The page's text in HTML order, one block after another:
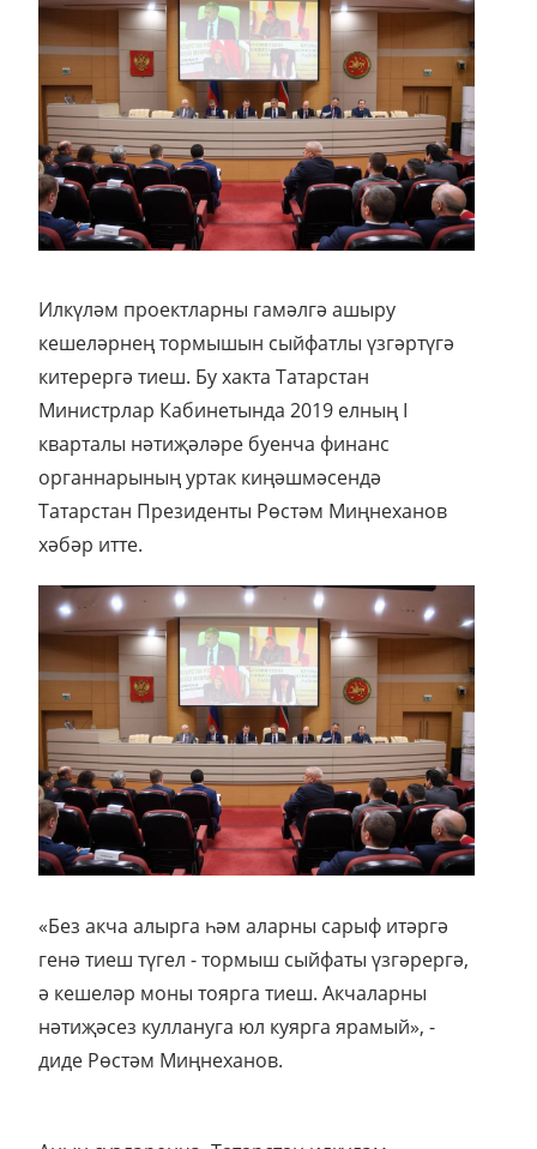
Илкүләм проектларны гамәлгә ашыру
кешеләрнең тормышын сыйфатлы үзгәртүгә
китерергә тиеш. Бу хакта Татарстан
Министрлар Кабинетында 2019 елның I
кварталы нәтиҗәләре буенча финанс
органнарының уртак киңәшмәсендә
Татарстан Президенты Рөстәм Миңнеханов
хәбәр итте.
«Без акча алырга һәм аларны сарыф итәргә
генә тиеш түгел - тормыш сыйфаты үзгәрергә,
ә кешеләр моны тоярга тиеш. Акчаларны
нәтиҗәсез куллануга юл куярга ярамый», -
диде Рөстәм Миңнеханов.